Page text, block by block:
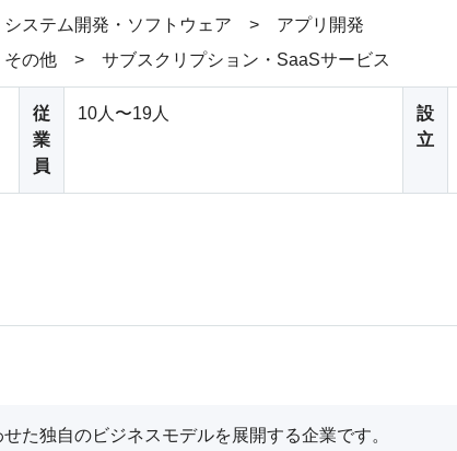
ステム開発・ソフトウェア > アプリ開発
の他 > サブスクリプション・SaaSサービス
従
業
員
10人〜19人
設
立
た独自のビジネスモデルを展開する企業です。